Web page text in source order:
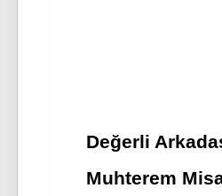
Değerli
Muhterem